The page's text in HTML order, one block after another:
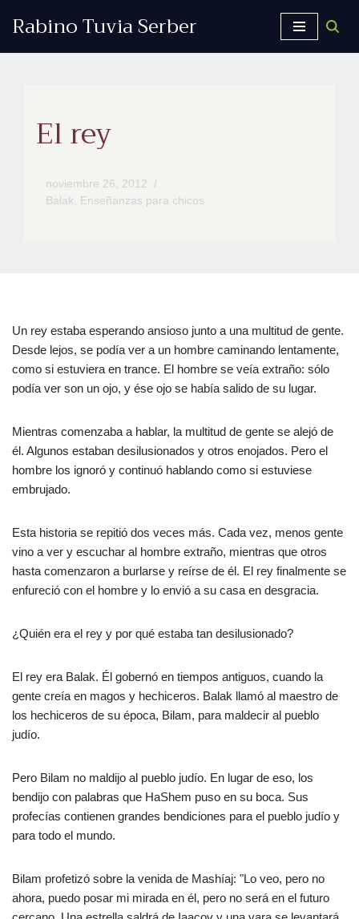
Rabino Tuvia Serber
El rey
noviembre 26, 2012
Balak, Enseñanzas para chicos
Un rey estaba esperando ansioso junto a una multitud de gente.
Desde lejos, se podía ver a un hombre caminando lentamente,
como si estuviera en trance. El hombre se veía extraño: sólo
podía ver son un ojo, y ése ojo se había salido de su lugar.
Mientras comenzaba a hablar, la multitud de gente se alejó de
él. Algunos estaban desilusionados y otros enojados. Pero el
hombre los ignoró y continuó hablando como si estuviese
embrujado.
Esta historia se repitió dos veces más. Cada vez, menos gente
vino a ver y escuchar al hombre extraño, mientras que otros
hasta comenzaron a burlarse y reírse de él. El rey finalmente se
enfureció con el hombre y lo envió a su casa en desgracia.
¿Quién era el rey y por qué estaba tan desilusionado?
El rey era Balak. Él gobernó en tiempos antiguos, cuando la
gente creía en magos y hechiceros. Balak llamó al maestro de
los hechiceros de su época, Bilam, para maldecir al pueblo
judío.
Pero Bilam no maldijo al pueblo judío. En lugar de eso, los
bendijo con palabras que HaShem puso en su boca. Sus
profecías contienen grandes bendiciones para el pueblo judío y
para todo el mundo.
Bilam profetizó sobre la venida de Mashíaj: "Lo veo, pero no
ahora, puedo posar mi mirada en él, pero no será en el futuro